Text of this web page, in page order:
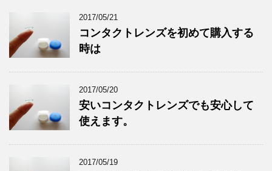
2017/05/21
コンタクトレンズを初めて購入する
時は
2017/05/20
安いコンタクトレンズでも安心して
使えます。
2017/05/19